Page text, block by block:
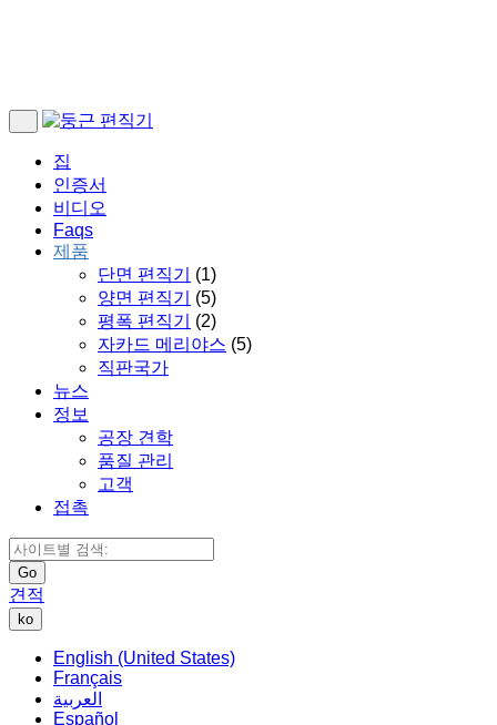
집
인증서
비디오
Faqs
제품
단면 편직기
(1)
양면 편직기
(5)
평폭 편직기
(2)
자카드 메리야스 (5)
직판국가
뉴스
정보
공장 견학
품질 관리
고객
접촉
Go
견적
ko
English (United States)
Français
العربية
Español